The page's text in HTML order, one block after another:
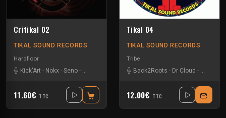
Critikal 02
TIKAL SOUND RECORDS
Hardfloor
Kick'Art - Nokx - Seno - Weser Narkotek
11.60€ TTC
Tikal 04
TIKAL SOUND RECORDS
Tribe
Back2Roots - Dr Cloud - Insane
12.00€ TTC